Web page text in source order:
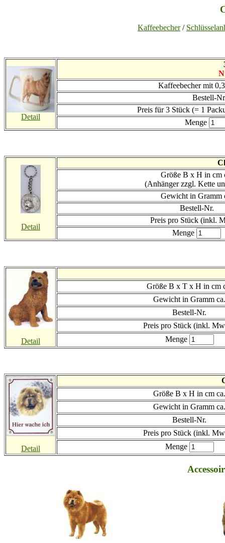
Kaffeebecher/
Detail
Kaffeebecher mit
Bestell-
Preis für 3 Stück (= 1
Menge
Detail
Größe B x H in cm
(Anhänger zzgl. Kette
Gewicht in Gramm
Bestell-Nr.
Preis pro Stück (inkl.
Menge
Detail
Größe B x T x H in cm
Gewicht in Gramm ca.
Bestell-Nr.
Preispro Stück (inkl.
Menge
Detail
Größe B x H in cm ca.
Gewicht in Gramm ca.
Bestell-Nr.
Preispro Stück (inkl.
Menge